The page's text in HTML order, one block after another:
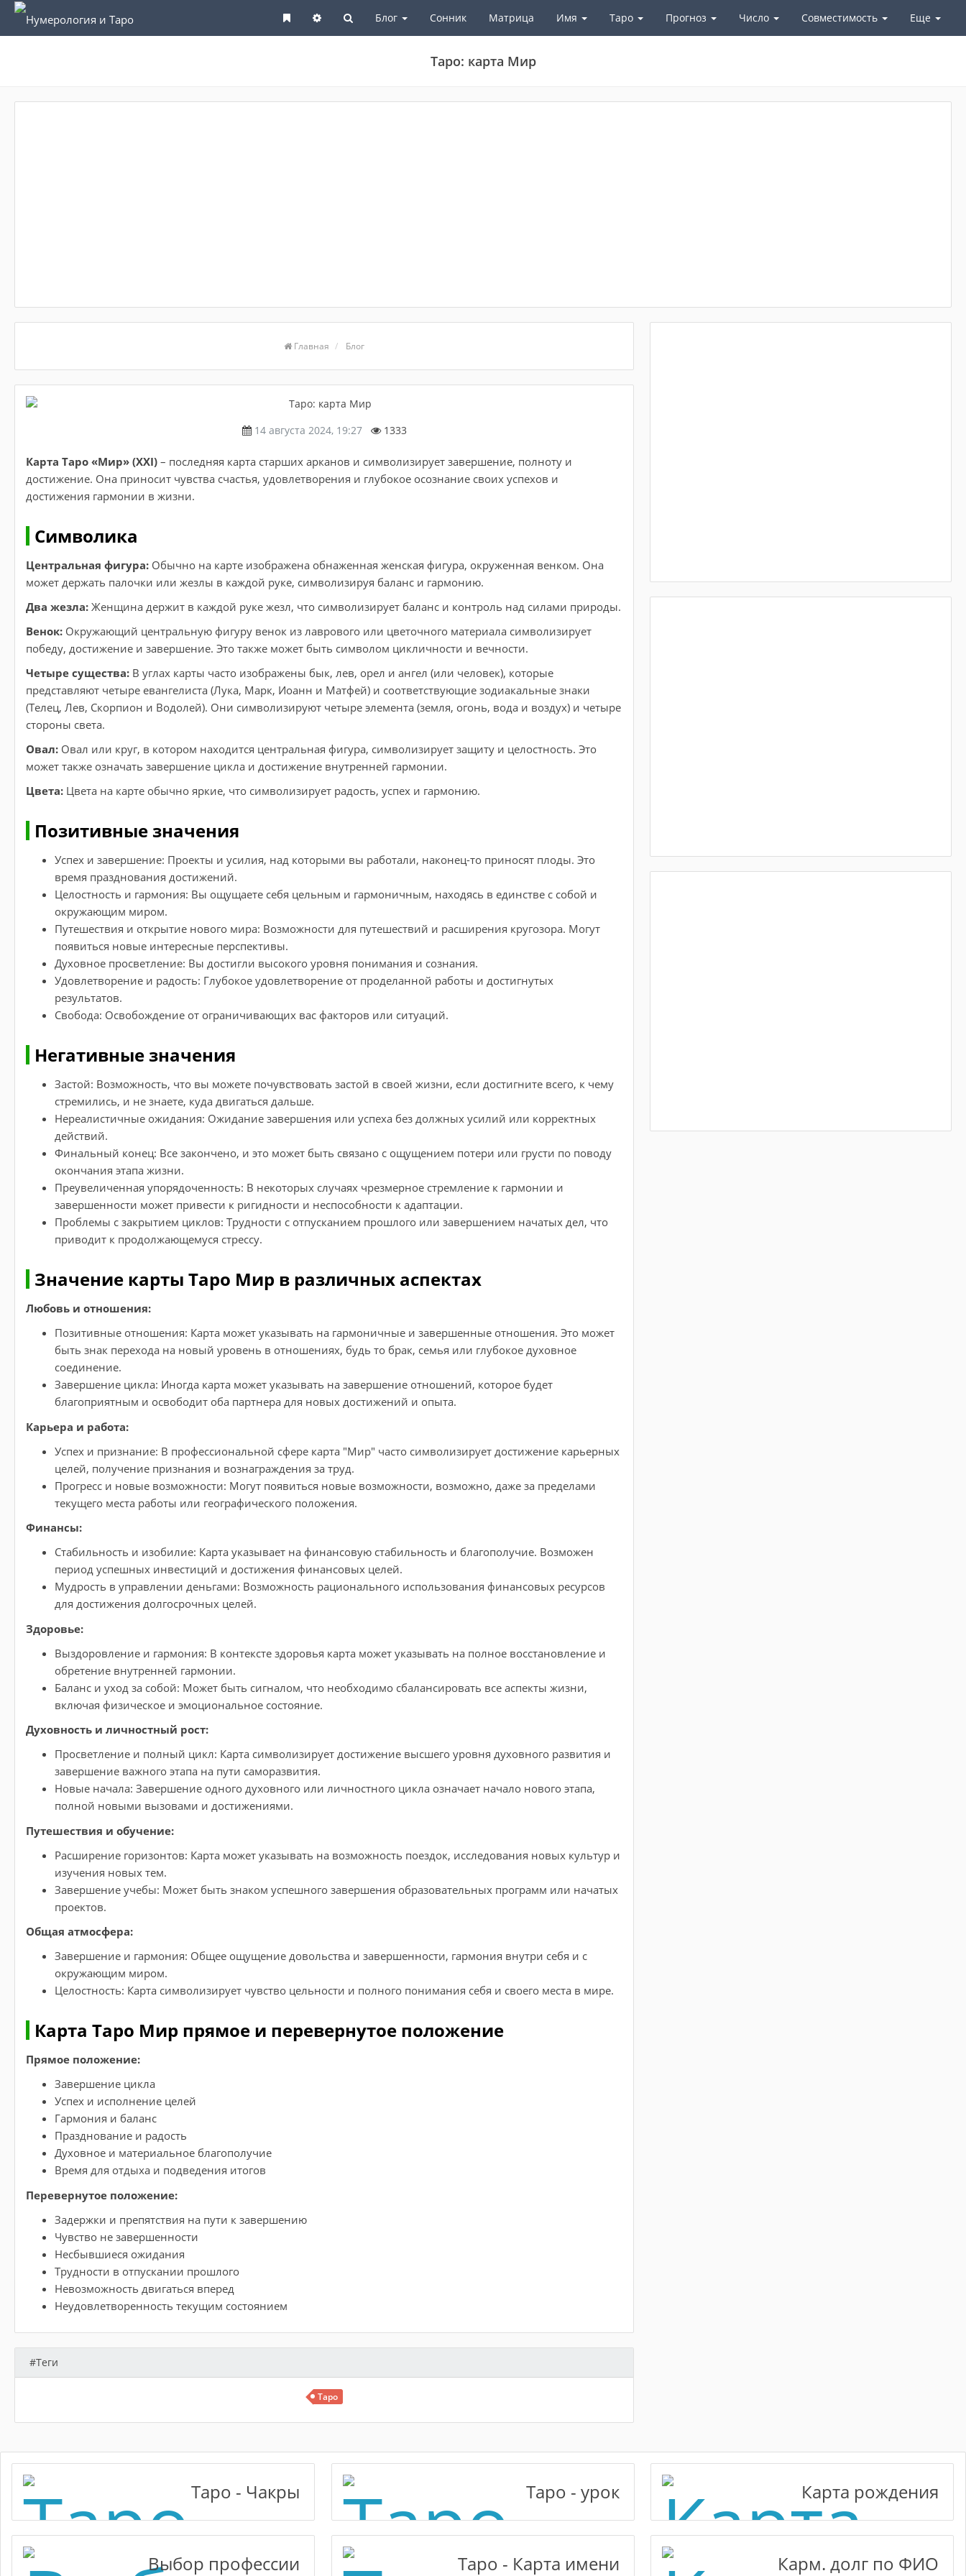
Блог Сонник Матрица Имя Таро Прогноз Число Совместимость Еще
Таро: карта Мир
Главная Блог
14 августа 2024, 19:27 1333
Карта Таро «Мир» (XXI) – последняя карта старших арканов и символизирует завершение, полноту и
достижение. Она приносит чувства счастья, удовлетворения и глубокое осознание своих успехов и
достижения гармонии в жизни.
Символика
Центральная фигура: Обычно на карте изображена обнаженная женская фигура, окруженная венком. Она
может держать палочки или жезлы в каждой руке, символизируя баланс и гармонию.
Два жезла: Женщина держит в каждой руке жезл, что символизирует баланс и контроль над силами природы.
Венок: Окружающий центральную фигуру венок из лаврового или цветочного материала символизирует
победу, достижение и завершение. Это также может быть символом цикличности и вечности.
Четыре существа: В углах карты часто изображены бык, лев, орел и ангел (или человек), которые
представляют четыре евангелиста (Лука, Марк, Иоанн и Матфей) и соответствующие зодиакальные знаки
(Телец, Лев, Скорпион и Водолей). Они символизируют четыре элемента (земля, огонь, вода и воздух) и четыре
стороны света.
Овал: Овал или круг, в котором находится центральная фигура, символизирует защиту и целостность. Это
может также означать завершение цикла и достижение внутренней гармонии.
Цвета: Цвета на карте обычно яркие, что символизирует радость, успех и гармонию.
Позитивные значения
Успех и завершение: Проекты и усилия, над которыми вы работали, наконец-то приносят плоды. Это
время празднования достижений.
Целостность и гармония: Вы ощущаете себя цельным и гармоничным, находясь в единстве с собой и
окружающим миром.
Путешествия и открытие нового мира: Возможности для путешествий и расширения кругозора. Могут
появиться новые интересные перспективы.
Духовное просветление: Вы достигли высокого уровня понимания и сознания.
Удовлетворение и радость: Глубокое удовлетворение от проделанной работы и достигнутых
результатов.
Свобода: Освобождение от ограничивающих вас факторов или ситуаций.
Негативные значения
Застой: Возможность, что вы можете почувствовать застой в своей жизни, если достигните всего, к чему
стремились, и не знаете, куда двигаться дальше.
Нереалистичные ожидания: Ожидание завершения или успеха без должных усилий или корректных
действий.
Финальный конец: Все закончено, и это может быть связано с ощущением потери или грусти по поводу
окончания этапа жизни.
Преувеличенная упорядоченность: В некоторых случаях чрезмерное стремление к гармонии и
завершенности может привести к ригидности и неспособности к адаптации.
Проблемы с закрытием циклов: Трудности с отпусканием прошлого или завершением начатых дел, что
приводит к продолжающемуся стрессу.
Значение карты Таро Мир в различных аспектах
Любовь и отношения:
Позитивные отношения: Карта может указывать на гармоничные и завершенные отношения. Это может
быть знак перехода на новый уровень в отношениях, будь то брак, семья или глубокое духовное
соединение.
Завершение цикла: Иногда карта может указывать на завершение отношений, которое будет
благоприятным и освободит оба партнера для новых достижений и опыта.
Карьера и работа:
Успех и признание: В профессиональной сфере карта "Мир" часто символизирует достижение карьерных
целей, получение признания и вознаграждения за труд.
Прогресс и новые возможности: Могут появиться новые возможности, возможно, даже за пределами
текущего места работы или географического положения.
Финансы:
Стабильность и изобилие: Карта указывает на финансовую стабильность и благополучие. Возможен
период успешных инвестиций и достижения финансовых целей.
Мудрость в управлении деньгами: Возможность рационального использования финансовых ресурсов
для достижения долгосрочных целей.
Здоровье:
Выздоровление и гармония: В контексте здоровья карта может указывать на полное восстановление и
обретение внутренней гармонии.
Баланс и уход за собой: Может быть сигналом, что необходимо сбалансировать все аспекты жизни,
включая физическое и эмоциональное состояние.
Духовность и личностный рост:
Просветление и полный цикл: Карта символизирует достижение высшего уровня духовного развития и
завершение важного этапа на пути саморазвития.
Новые начала: Завершение одного духовного или личностного цикла означает начало нового этапа,
полной новыми вызовами и достижениями.
Путешествия и обучение:
Расширение горизонтов: Карта может указывать на возможность поездок, исследования новых культур и
изучения новых тем.
Завершение учебы: Может быть знаком успешного завершения образовательных программ или начатых
проектов.
Общая атмосфера:
Завершение и гармония: Общее ощущение довольства и завершенности, гармония внутри себя и с
окружающим миром.
Целостность: Карта символизирует чувство цельности и полного понимания себя и своего места в мире.
Карта Таро Мир прямое и перевернутое положение
Прямое положение:
Завершение цикла
Успех и исполнение целей
Гармония и баланс
Празднование и радость
Духовное и материальное благополучие
Время для отдыха и подведения итогов
Перевернутое положение:
Задержки и препятствия на пути к завершению
Чувство не завершенности
Несбывшиеся ожидания
Трудности в отпускании прошлого
Невозможность двигаться вперед
Неудовлетворенность текущим состоянием
#Теги
Таро
Таро - Чакры Таро - урок Карта рождения
Выбор профессии Таро - Карта имени Карм. долг по ФИО